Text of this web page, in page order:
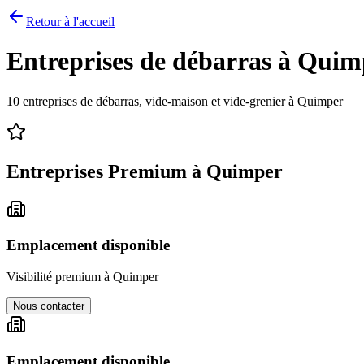
Retour à l'accueil
Entreprises de débarras à
10 entreprises de débarras, vide-maison et vide-grenier à Quimper
Entreprises Premium à Quimper
Emplacement disponible
Visibilité premium à Quimper
Nous contacter